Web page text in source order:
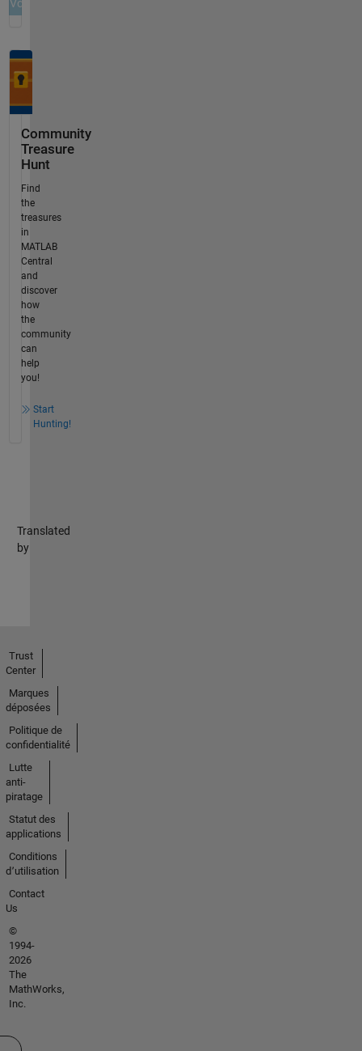
Community
Treasure
Hunt
Find
the
treasures
in
MATLAB
Central
and
discover
how
the
community
can
help
you!
Start
Hunting!
Translated
by
Trust
Center
Marques
déposées
Politique de
confidentialité
Lutte
anti-
piratage
Statut des
applications
Conditions
d՚utilisation
Contact
Us
©
1994-
2026
The
MathWorks,
Inc.